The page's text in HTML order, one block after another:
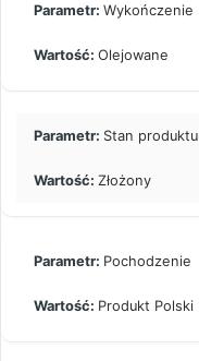
Wykończenie
Olejowane
Stan produktu
Złożony
Pochodzenie
Produkt Polski